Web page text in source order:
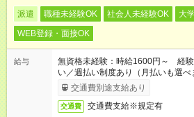
派遣 職種未経験OK 社会人未経験OK 大
WEB登録・面接OK
給与
無資格未経験：時給1600円～ 経
い／週払い制度あり（月払いも選
完了次第のお支払いとなります。
交通費別途支給あり
交通費 交通費支給※規定有